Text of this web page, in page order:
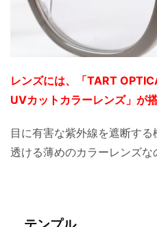
レンズには、「TART
UVカットカラーレンズ」が
目に有害な紫外線を遮断す
透ける薄めのカラーレンズな